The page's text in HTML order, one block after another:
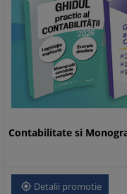
Contabilitate si
 Detalii promotie